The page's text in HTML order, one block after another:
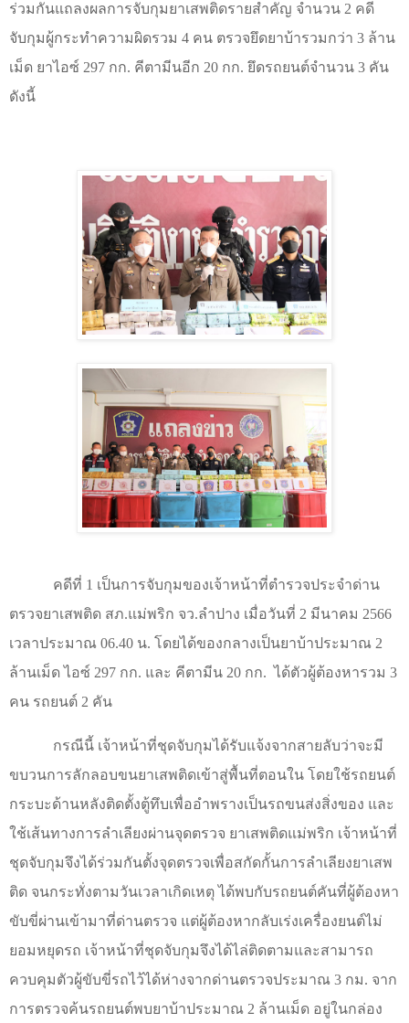
ร่วมกันแถลงผลการจับกุมยาเสพติดรายสำคัญ จำนวน 2 คดี
จับกุมผู้กระทำความผิดรวม 4 คน ตรวจยึดยาบ้ารวมกว่า 3 ล้าน
เม็ด ยาไอซ์ 297 กก. คีตามีนอีก 20 กก. ยึดรถยนต์จำนวน 3 คัน
ดังนี้
คดีที่ 1 เป็นการจับกุมของเจ้าหน้าที่ตำรวจประจำด่าน
ตรวจยาเสพติด สภ.แม่พริก จว.ลำปาง เมื่อวันที่ 2 มีนาคม 2566
เวลาประมาณ 06.40 น. โดยได้ของกลางเป็นยาบ้าประมาณ 2
ล้านเม็ด ไอซ์ 297 กก. และ คีตามีน 20 กก. ได้ตัวผู้ต้องหารวม 3
คน รถยนต์ 2 คัน
กรณีนี้ เจ้าหน้าที่ชุดจับกุมได้รับแจ้งจากสายลับว่าจะมี
ขบวนการลักลอบขนยาเสพติดเข้าสู่พื้นที่ตอนใน โดยใช้รถยนต์
กระบะด้านหลังติดตั้งตู้ทึบเพื่ออำพรางเป็นรถขนส่งสิ่งของ และ
ใช้เส้นทางการลำเลียงผ่านจุดตรวจ ยาเสพติดแม่พริก เจ้าหน้าที่
ชุดจับกุมจึงได้ร่วมกันตั้งจุดตรวจเพื่อสกัดกั้นการลำเลียงยาเสพ
ติด จนกระทั่งตามวันเวลาเกิดเหตุ ได้พบกับรถยนต์คันที่ผู้ต้องหา
ขับขี่ผ่านเข้ามาที่ด่านตรวจ แต่ผู้ต้องหากลับเร่งเครื่องยนต์ไม่
ยอมหยุดรถ เจ้าหน้าที่ชุดจับกุมจึงได้ไล่ติดตามและสามารถ
ควบคุมตัวผู้ขับขี่รถไว้ได้ห่างจากด่านตรวจประมาณ 3 กม. จาก
การตรวจค้นรถยนต์พบยาบ้าประมาณ 2 ล้านเม็ด อยู่ในกล่อง